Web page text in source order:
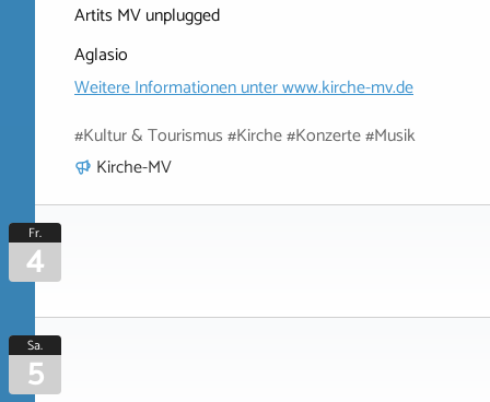
Artits MV unplugged
Aglasio
Weitere Informationen unterwww.kirche-mv.de
#Kultur & Tourismus #Kirche #Konzerte #Musik
Kirche-MV
Fr.
4
Sa.
5